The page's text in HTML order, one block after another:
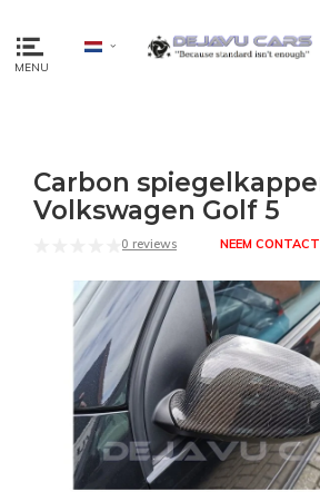
MENU
Carbon
Volkswagen Golf 5
0 reviews NEEM